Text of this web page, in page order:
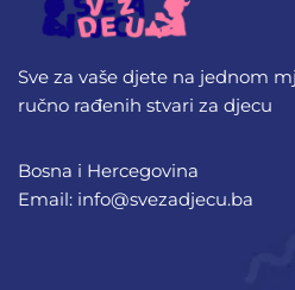
Sve za vaše djete na jednom
ručno rađenih stvari za djecu
Bosna i Hercegovina
Email: info@svezadjecu.ba